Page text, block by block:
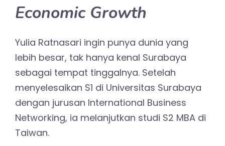
Economic Growth
Yulia Ratnasari ingin punya dunia yang
lebih besar, tak hanya kenal Surabaya
sebagai tempat tinggalnya. Setelah
menyelesaikan S1 di Universitas Surabaya
dengan jurusan International Business
Networking, ia melanjutkan studi S2 MBA di
Taiwan.